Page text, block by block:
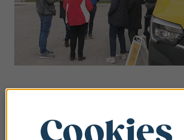
lite olika. Några tycker det är jobbigt att